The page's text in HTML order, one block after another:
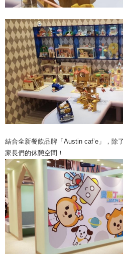
結合全新餐飲品牌「Austin caf’e」，除
家長們的休憩空間！